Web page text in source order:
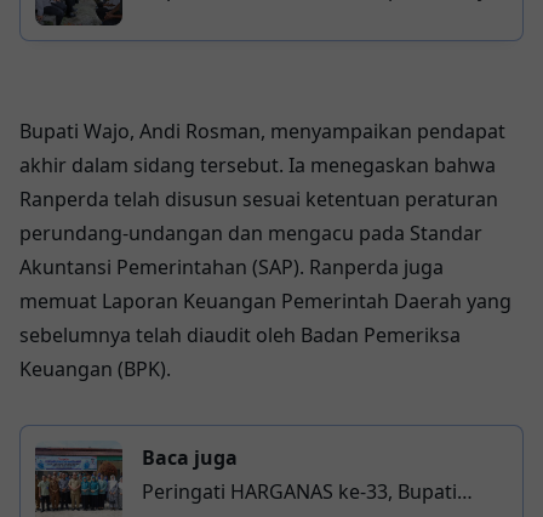
Bupati Wajo, Andi Rosman, menyampaikan pendapat
akhir dalam sidang tersebut. Ia menegaskan bahwa
Ranperda telah disusun sesuai ketentuan peraturan
perundang-undangan dan mengacu pada Standar
Akuntansi Pemerintahan (SAP). Ranperda juga
memuat Laporan Keuangan Pemerintah Daerah yang
sebelumnya telah diaudit oleh Badan Pemeriksa
Keuangan (BPK).
Baca juga
Peringati HARGANAS ke-33, Bupati